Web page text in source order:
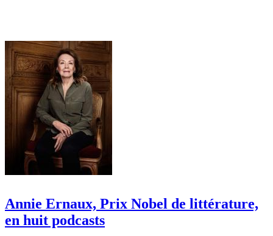
Annie Ernaux, Prix Nobel de littérature,
en huit podcasts